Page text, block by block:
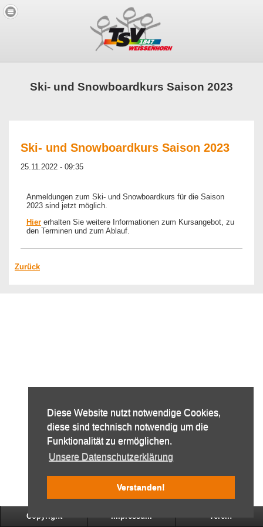
Diese Website nutzt notwendige Cookies,
diese sind technisch notwendig um die
Funktionalität zu ermöglichen.
Unsere Datenschutzerklärung
Verstanden!
Ski- und Snowboardkurs Saison 2023
Ski- und Snowboardkurs Saison 2023
25.11.2022 - 09:35
Anmeldungen zum Ski- und Snowboardkurs für die Saison
2023 sind jetzt möglich.
Hier erhalten Sie weitere Informationen zum Kursangebot, zu
den Terminen und zum Ablauf.
Zurück
Copyright Impressum Verein